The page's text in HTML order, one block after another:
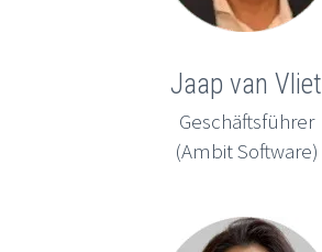
Jaap van Vliet
Geschäftsführer
(Ambit Software)